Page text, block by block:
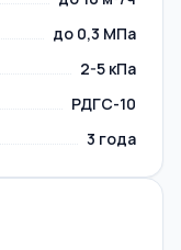
до 0,3 МПа
2-5 кПа
РДГС-10
3 года